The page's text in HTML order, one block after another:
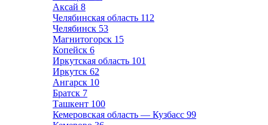
Аксай 8
Челябинская область 112
Челябинск 53
Магнитогорск 15
Копейск 6
Иркутская область 101
Иркутск 62
Ангарск 10
Братск 7
Ташкент 100
Кемеровская область — Кузбасс 99